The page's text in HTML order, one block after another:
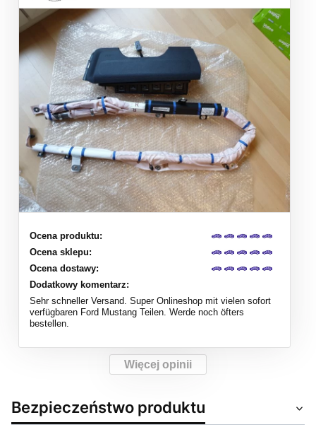
Ocena produktu:
Ocena sklepu:
Ocena dostawy:
Dodatkowy komentarz:
Sehr schneller Versand. Super Onlineshop mit vielen sofort
verfügbaren Ford Mustang Teilen. Werde noch öfters
bestellen.
Więcej opinii
Bezpieczeństwo produktu